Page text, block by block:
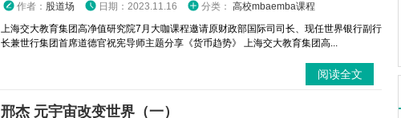
作者： 股道场 日期：2023.11.16 分类： 高校mbaemba课程
上海交大教育集团高净值研究院7月大咖课程邀请原财政部国际司司长、现任世界银行副行
长兼世行集团首席道德官祝宪导师主题分享《货币趋势》 上海交大教育集团高...
阅读全文
邢杰 元宇宙改变世界（一）